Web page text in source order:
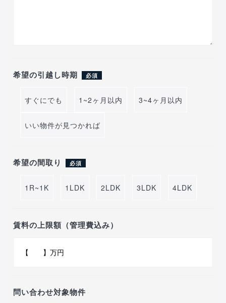
希望の引越し時期 必須
すぐにでも 1~2ヶ月以内 3~4ヶ月以内
いい物件が見つかれば
希望の間取り 必須
1R~1K 1LDK 2LDK 3LDK 4LDK
賃料の上限額（管理費込み）
問い合わせ対象物件